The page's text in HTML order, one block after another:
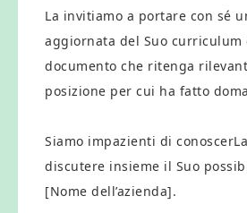
La invitiamo a portare con sé
aggiornata del Suo
documento che ritenga
posizione per cui ha fatto
Siamo impazienti di
discutere insieme il Suo
[Nome dell’azienda].